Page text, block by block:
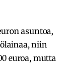
asuntoa,
niin
euroa, mutta